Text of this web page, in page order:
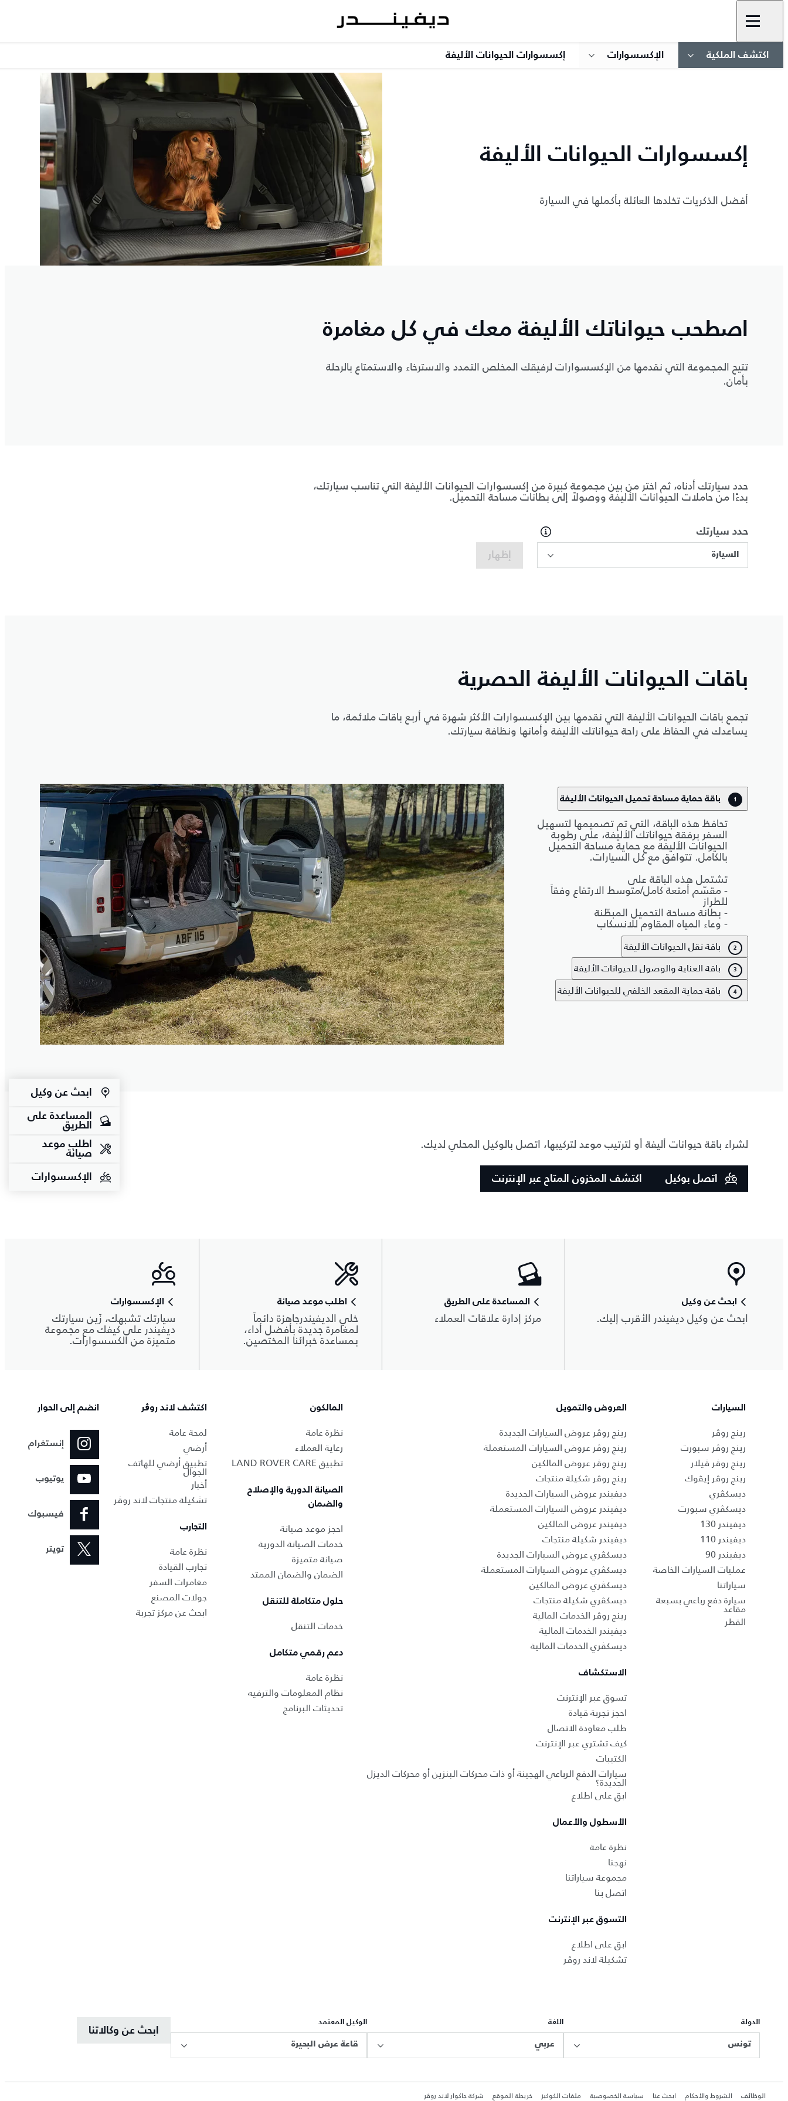
اكتشف الملكية الإكسسوارات إكسسوارات الحيوانات الأليفة
إكسسوارات الحيوانات الأليفة
أفضل الذكريات تخلدها العائلة بأكملها في السيارة
اصطحب حيواناتك الأليفة معك في كل مغامرة
تتيح المجموعة التي نقدمها من الإكسسوارات لرفيقك المخلص التمدد والاسترخاء والاستمتاع بالرحلة
بأمان.
حدد سيارتك أدناه، ثم اختر من بين مجموعة كبيرة من إكسسوارات الحيوانات الأليفة التي تناسب سيارتك،
بدءًا من حاملات الحيوانات الأليفة ووصولاً إلى بطانات مساحة التحميل.
حدد سيارتك
السيارة إظهار
باقات الحيوانات الأليفة الحصرية
تجمع باقات الحيوانات الأليفة التي نقدمها بين الإكسسوارات الأكثر شهرة في أربع باقات ملائمة، ما
يساعدك في الحفاظ على راحة حيواناتك الأليفة وأمانها ونظافة سيارتك.
1 باقة حماية مساحة تحميل الحيوانات الأليفة
تحافظ هذه الباقة، التي تم تصميمها لتسهيل
السفر برفقة حيواناتك الأليفة، على رطوبة
الحيوانات الأليفة مع حماية مساحة التحميل
بالكامل. تتوافق مع كل السيارات.
تشتمل هذه الباقة على
- مقسّم أمتعة كامل/متوسط الارتفاع وفقاً
للطراز
- بطانة مساحة التحميل المبطّنة
- وعاء المياه المقاوم للانسكاب
2 باقة نقل الحيوانات الأليفة
3 باقة العناية والوصول للحيوانات الأليفة
4 باقة حماية المقعد الخلفي للحيوانات الأليفة
لشراء باقة حيوانات أليفة أو لترتيب موعد لتركيبها، اتصل بالوكيل المحلي لديك.
اتصل بوكيل اكتشف المخزون المتاح عبر الإنترنت
ابحث عن وكيل
ابحث عن وكيل ديفيندر الأقرب إليك.
المساعدة على الطريق
مركز إدارة علاقات العملاء
اطلب موعد صيانة
خلي الديفيندرجاهزة دائماً
لمغامرة جديدة بأفضل أداء،
بمساعدة خبرائنا المختصين.
الإكسسوارات
سيارتك تشبهك، زَين سيارتك
ديفيندر على كيفك مع مجموعة
متميزة من الكسسوارات.
السيارات
رينج روڤر
رينج روڤر سبورت
رينج روڤر ڤيلار
رينج روڤر إيڤوك
ديسكڤري
ديسكڤري سبورت
ديفيندر 130
ديفيندر 110
ديفيندر 90
عمليات السيارات الخاصة
سياراتنا
سيارة دفع رباعي بسبعة
مقاعد
القطر
العروض والتمويل
رينج روڤر عروض السيارات الجديدة
رينج روڤر عروض السيارات المستعملة
رينج روڤر عروض المالكين
رينج روڤر شكيلة منتجات
ديفيندر عروض السيارات الجديدة
ديفيندر عروض السيارات المستعملة
ديفيندر عروض المالكين
ديفيندر شكيلة منتجات
ديسكڤري عروض السيارات الجديدة
ديسكڤري عروض السيارات المستعملة
ديسكڤري عروض المالكين
ديسكڤري شكيلة منتجات
رينج روڤر الخدمات المالية
ديفيندر الخدمات المالية
ديسكڤري الخدمات المالية
الاستكشاف
تسوق عبر الإنترنت
احجز تجربة قيادة
طلب معاودة الاتصال
كيف تشتري عبر الإنترنت
الكتيبات
سيارات الدفع الرباعي الهجينة أو ذات محركات البنزين أو محركات الديزل
الجديدة؟
ابق على اطلاع
الأسطول والأعمال
نظرة عامة
نهجنا
مجموعة سياراتنا
اتصل بنا
التسوق عبر الإنترنت
ابق على اطلاع
تشكيلة لاند روڤر
المالكون
نظرة عامة
رعاية العملاء
تطبيق LAND ROVER CARE
الصيانة الدورية والإصلاح
والضمان
احجز موعد صيانة
خدمات الصيانة الدورية
صيانة متميزة
الضمان والضمان الممتد
حلول متكاملة للتنقل
خدمات التنقل
دعم رقمي متكامل
نظرة عامة
نظام المعلومات والترفيه
تحديثات البرنامج
اكتشف لاند روڨر
لمحة عامة
أرضي
تطبيق أرضي للهاتف
الجوال
أخبار
تشكيلة منتجات لاند روڤر
التجارب
نظرة عامة
تجارب القيادة
مغامرات السفر
جولات المصنع
ابحث عن مركز تجربة
انضم إلى الحوار
إنستغرام
يوتيوب
فيسبوك
تويتر
الدولة
تونس
اللغة
عربي
الوكيل المعتمد
قاعة عرض البحيرة
ابحث عن وكالاتنا
الوظائف الشروط والأحكام ابحث عنا سياسة الخصوصية ملفات الكوكيز خريطة الموقع شركة جاكوار لاند روڤر
ابحث عن وكيل
المساعدة على
الطريق
اطلب موعد
صيانة
الإكسسوارات